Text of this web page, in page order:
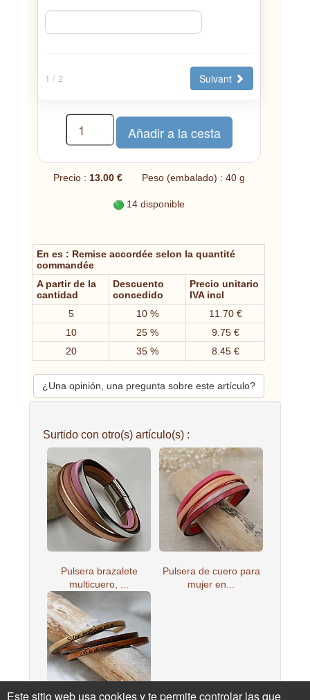
1 / 2 Suivant
Precio : 13.00 € Peso (embalado) : 40 g
14 disponible
En es : Remise accordée selon la quantité
commandée
A partir de la
cantidad
Descuento
concedido
Precio unitario
IVA incl
5
10 %
11.70 €
10
25 %
9.75 €
20
35 % 8.45 €
¿Una opinión, una pregunta sobre este artículo?
Surtido con otro(s) artículo(s) :
Pulsera brazalete
multicuero, ...
Pulsera de cuero para
mujer en...
Este sitio web usa cookies y te permite controlar las que